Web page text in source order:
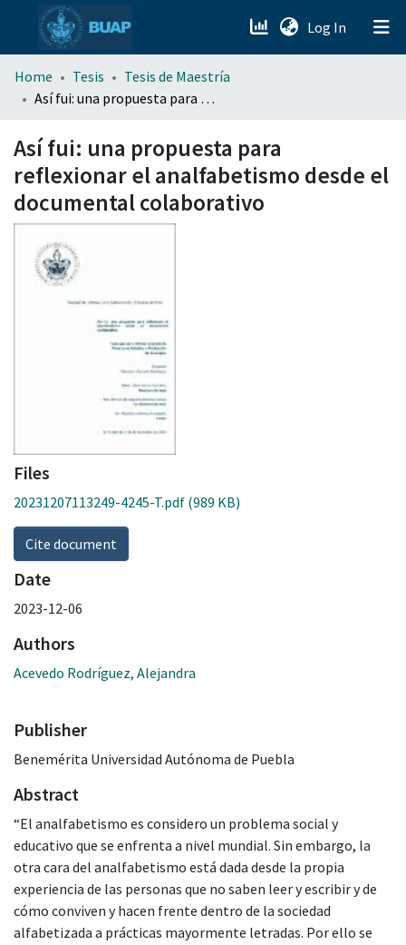
Log In (current)
menu.section.about_menu
Home Tesis
Tesis de Maestría
Así fui: una propuesta para reflexionar el analfabetismo desde el documental colaborativo
Así fui: una propuesta para
reflexionar el analfabetismo desde el
documental colaborativo
Files
20231207113249-4245-T.pdf (989 KB)
Cite document
Date
2023-12-06
Authors
Acevedo Rodríguez, Alejandra
Publisher
Benemérita Universidad Autónoma de Puebla
Abstract
“El analfabetismo es considero un problema social y
educativo que se enfrenta a nivel mundial. Sin embargo, la
otra cara del analfabetismo está dada desde la propia
experiencia de las personas que no saben leer y escribir y de
cómo conviven y hacen frente dentro de la sociedad
alfabetizada a prácticas mayormente letradas. Por ello se